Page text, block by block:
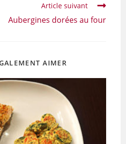
Article suivant
Aubergines dorées au four
AIMER